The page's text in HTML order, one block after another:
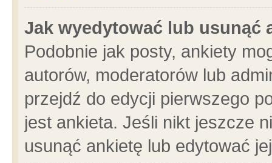
Jak wyedytować lub usunąć
Podobnie jak posty, ankiety
autorów, moderatorów lub
przejdź do edycji pierwszego
jest ankieta. Jeśli nikt jeszcze
usunąć ankietę lub edytować